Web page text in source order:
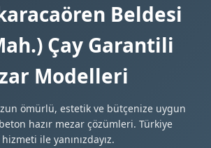
Beldesi
Çay Garantili
Modelleri
ömürlü, estetik ve bütçenize uygun
hazır mezar çözümleri. Türkiye
ile yanınızdayız.